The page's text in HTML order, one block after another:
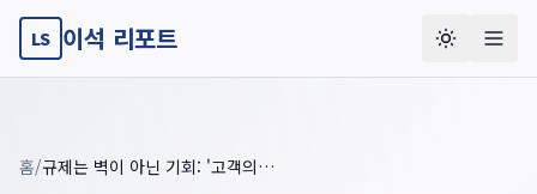
LS 이석 리포트
홈/ 규제는 벽이 아닌 기회: '고객의눈' 김팀장이 말하는 상위 1% 전문직 퍼스널 브랜딩의 모든 것